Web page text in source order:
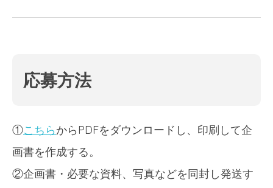
応募方法
①こちらからPDFをダウンロードし、印刷して企
画書を作成する。
②企画書・必要な資料、写真などを同封し発送す